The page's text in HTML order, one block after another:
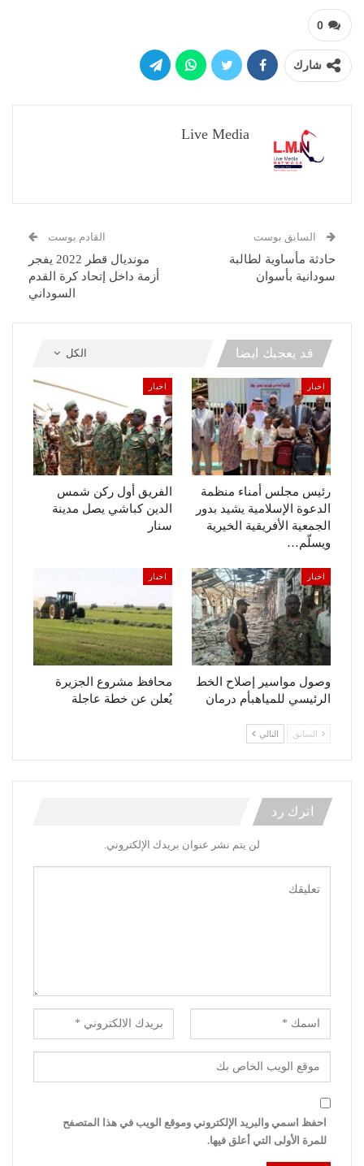
0
شارك
Live Media
السابق بوست
حادثة مأساوية لطالبة
سودانية بأسوان
القادم بوست
مونديال قطر 2022 يفجر
أزمة داخل إتحاد كرة القدم
السوداني
الكل قد يعجبك ايضا
اخبار
رئيس مجلس أمناء منظمة
الدعوة الإسلامية يشيد بدور
الجمعية الأفريقية الخيرية
ويسلّم…
اخبار
الفريق أول ركن شمس
الدين كباشي يصل مدينة
سنار
اخبار
وصول مواسير إصلاح الخط
الرئيسي للمياهبأم درمان
اخبار
محافظ مشروع الجزيرة
يُعلن عن خطة عاجلة
السابق التالي
اترك رد
لن يتم نشر عنوان بريدك الإلكتروني.
احفظ اسمي والبريد الإلكتروني وموقع الويب في هذا المتصفح
للمرة الأولى التي أعلق فيها.